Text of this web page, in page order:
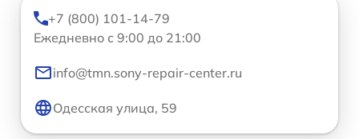
+7 (800) 101-14-79
Ежедневно с 9:00 до 21:00
info@tmn.sony-repair-center.ru
Одесская улица, 59